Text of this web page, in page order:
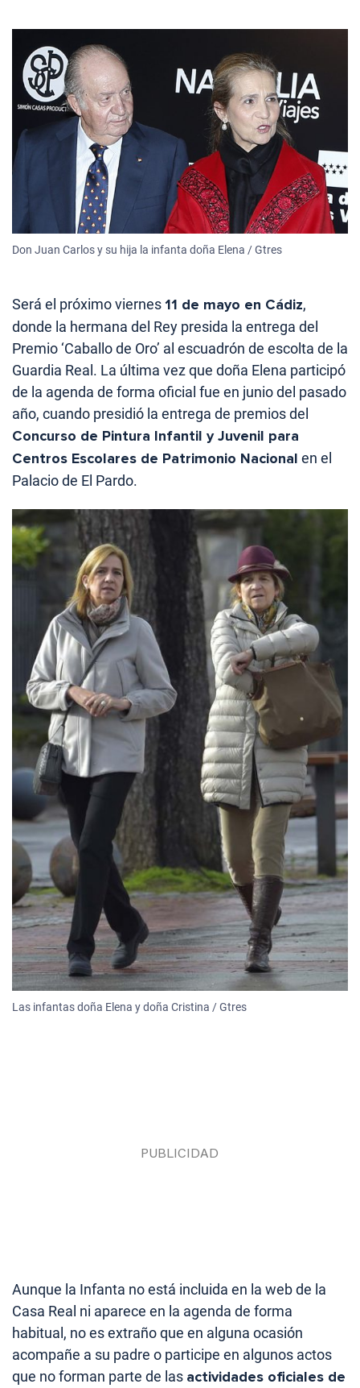
Don Juan Carlos y su hija la infanta doña Elena / Gtres
Será el próximo viernes11 de mayo en Cádiz,
donde la hermana del Rey presida la entrega del
Premio ‘Caballo de Oro’ al escuadrón de escolta de la
Guardia Real. La última vez que doña Elena participó
de la agenda de forma oficial fue en junio del pasado
año, cuando presidió la entrega de premios del
Concurso de Pintura Infantil y Juvenil para
Centros Escolares de Patrimonio Nacional en el
Palacio de El Pardo.
Las infantas doña Elena y doña Cristina / Gtres
Aunque la Infanta no está incluida en la web de la
Casa Real ni aparece en la agenda de forma
habitual, no es extraño que en alguna ocasión
acompañe a su padre o participe en algunos actos
que no forman parte de las actividades oficiales de